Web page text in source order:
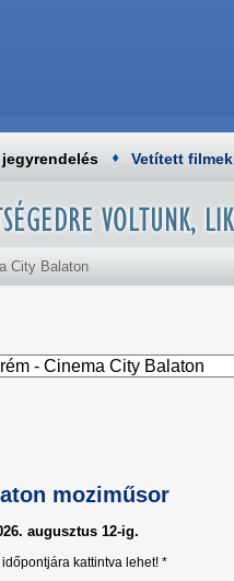
Vetített filmek
City Balaton
moziműsor
augusztus 12-ig.
kattintva lehet! *